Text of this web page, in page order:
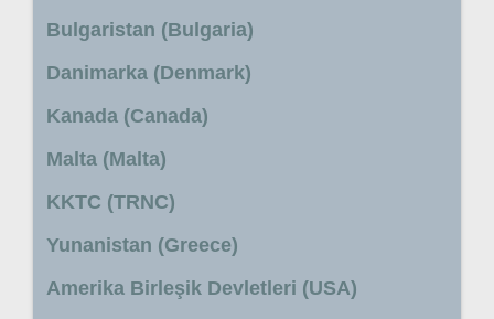
Bulgaristan (Bulgaria)
Danimarka (Denmark)
Kanada (Canada)
Malta (Malta)
KKTC (TRNC)
Yunanistan (Greece)
Amerika Birleşik Devletleri (USA)